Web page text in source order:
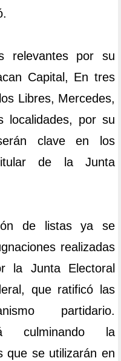
relevantes por su
Capital, En tres
Libres, Mercedes,
localidades, por su
clave en los
de la Junta
de listas ya se
realizadas
la Junta Electoral
que ratificó las
partidario.
culminando la
que se utilizarán en